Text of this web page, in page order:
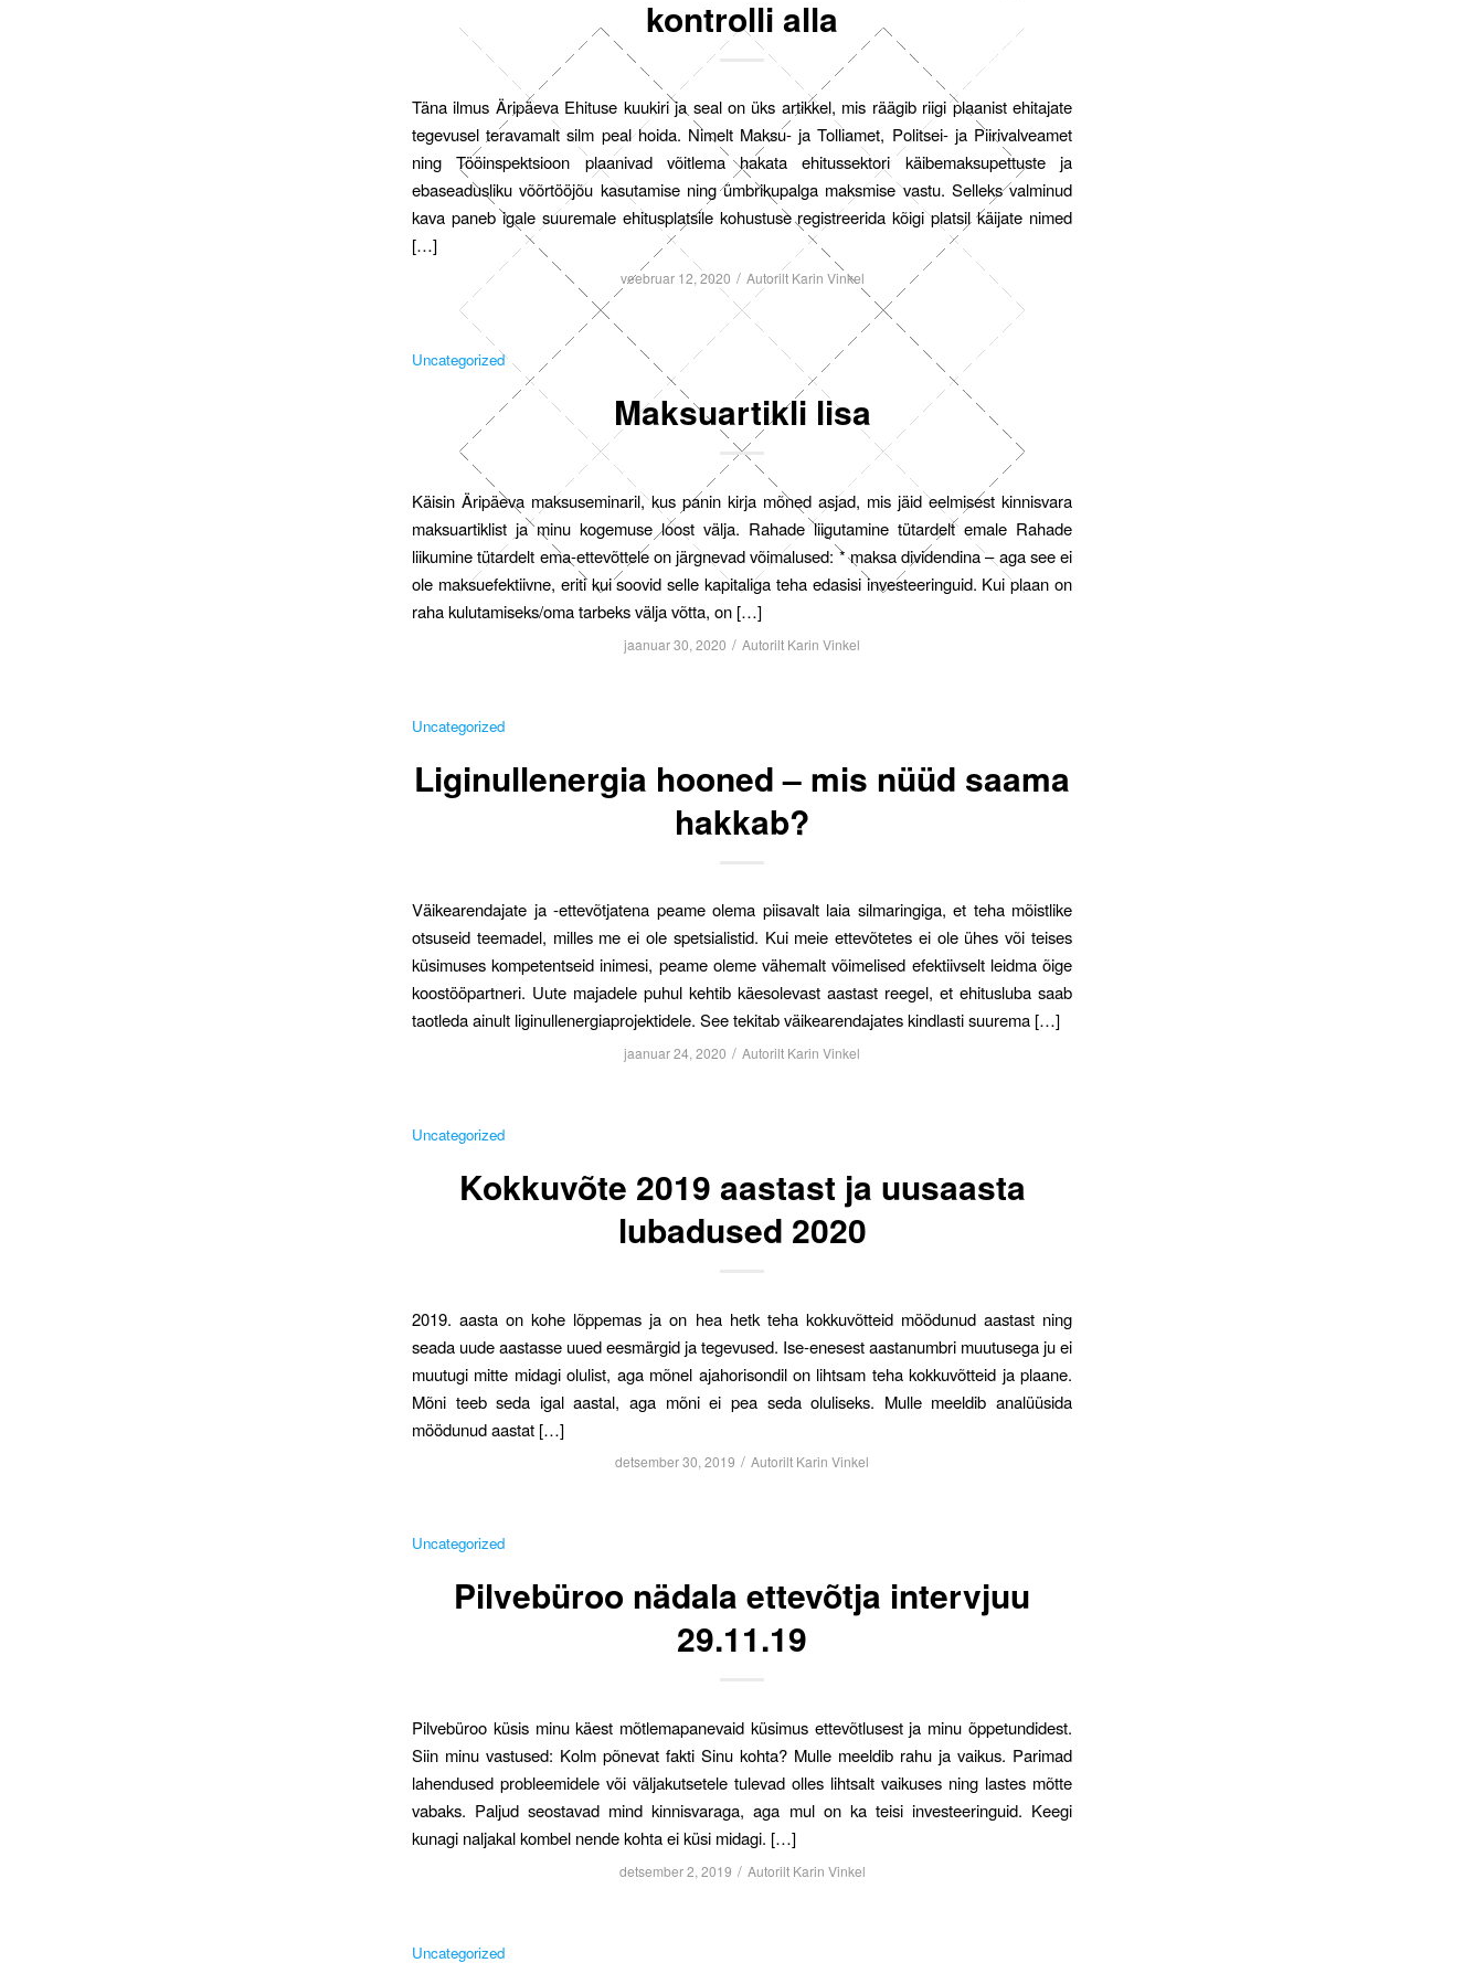
kontrolli alla
Täna ilmus Äripäeva Ehituse kuukiri ja seal on üks artikkel, mis räägib riigi plaanist ehitajate
tegevusel teravamalt silm peal hoida. Nimelt Maksu- ja Tolliamet, Politsei- ja Piirivalveamet
ning Tööinspektsioon plaanivad võitlema hakata ehitussektori käibemaksupettuste ja
ebaseadusliku võõrtööjõu kasutamise ning ümbrikupalga maksmise vastu. Selleks valminud
kava paneb igale suuremale ehitusplatsile kohustuse registreerida kõigi platsil käijate nimed
[…]
veebruar 12, 2020 / Autorilt Karin Vinkel
Uncategorized
Maksuartikli lisa
Käisin Äripäeva maksuseminaril, kus panin kirja mõned asjad, mis jäid eelmisest kinnisvara
maksuartiklist ja minu kogemuse loost välja. Rahade liigutamine tütardelt emale Rahade
liikumine tütardelt ema-ettevõttele on järgnevad võimalused: * maksa dividendina – aga see ei
ole maksuefektiivne, eriti kui soovid selle kapitaliga teha edasisi investeeringuid. Kui plaan on
raha kulutamiseks/oma tarbeks välja võtta, on […]
jaanuar 30, 2020 / Autorilt Karin Vinkel
Uncategorized
Liginullenergia hooned – mis nüüd saama
hakkab?
Väikearendajate ja -ettevõtjatena peame olema piisavalt laia silmaringiga, et teha mõistlike
otsuseid teemadel, milles me ei ole spetsialistid. Kui meie ettevõtetes ei ole ühes või teises
küsimuses kompetentseid inimesi, peame oleme vähemalt võimelised efektiivselt leidma õige
koostööpartneri. Uute majadele puhul kehtib käesolevast aastast reegel, et ehitusluba saab
taotleda ainult liginullenergiaprojektidele. See tekitab väikearendajates kindlasti suurema […]
jaanuar 24, 2020 / Autorilt Karin Vinkel
Uncategorized
Kokkuvõte 2019 aastast ja uusaasta
lubadused 2020
2019. aasta on kohe lõppemas ja on hea hetk teha kokkuvõtteid möödunud aastast ning
seada uude aastasse uued eesmärgid ja tegevused. Ise-enesest aastanumbri muutusega ju ei
muutugi mitte midagi olulist, aga mõnel ajahorisondil on lihtsam teha kokkuvõtteid ja plaane.
Mõni teeb seda igal aastal, aga mõni ei pea seda oluliseks. Mulle meeldib analüüsida
möödunud aastat […]
detsember 30, 2019 / Autorilt Karin Vinkel
Uncategorized
Pilvebüroo nädala ettevõtja intervjuu
29.11.19
Pilvebüroo küsis minu käest mõtlemapanevaid küsimus ettevõtlusest ja minu õppetundidest.
Siin minu vastused: Kolm põnevat fakti Sinu kohta? Mulle meeldib rahu ja vaikus. Parimad
lahendused probleemidele või väljakutsetele tulevad olles lihtsalt vaikuses ning lastes mõtte
vabaks. Paljud seostavad mind kinnisvaraga, aga mul on ka teisi investeeringuid. Keegi
kunagi naljakal kombel nende kohta ei küsi midagi. […]
detsember 2, 2019 / Autorilt Karin Vinkel
Uncategorized